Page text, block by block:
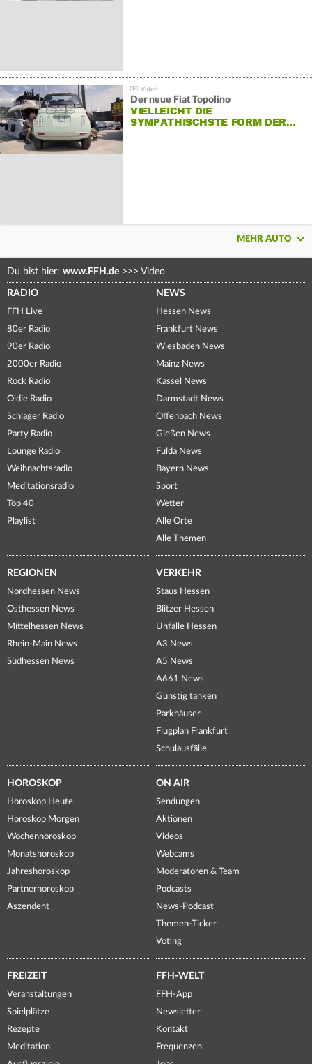
Der neue Fiat Topolino
VIELLEICHT DIE
SYMPATHISCHSTE FORM DER…
MEHR AUTO
Du bist hier: www.FFH.de >>> Video
RADIO
FFH Live
80er Radio
90er Radio
2000er Radio
Rock Radio
Oldie Radio
Schlager Radio
Party Radio
Lounge Radio
Weihnachtsradio
Meditationsradio
Top 40
Playlist
NEWS
Hessen News
Frankfurt News
Wiesbaden News
Mainz News
Kassel News
Darmstadt News
Offenbach News
Gießen News
Fulda News
Bayern News
Sport
Wetter
Alle Orte
Alle Themen
REGIONEN
Nordhessen News
Osthessen News
Mittelhessen News
Rhein-Main News
Südhessen News
VERKEHR
Staus Hessen
Blitzer Hessen
Unfälle Hessen
A3 News
A5 News
A661 News
Günstig tanken
Parkhäuser
Flugplan Frankfurt
Schulausfälle
HOROSKOP
Horoskop Heute
Horoskop Morgen
Wochenhoroskop
Monatshoroskop
Jahreshoroskop
Partnerhoroskop
Aszendent
ON AIR
Sendungen
Aktionen
Videos
Webcams
Moderatoren & Team
Podcasts
News-Podcast
Themen-Ticker
Voting
FREIZEIT
Veranstaltungen
Spielplätze
Rezepte
Meditation
FFH-WELT
FFH-App
Newsletter
Kontakt
Frequenzen